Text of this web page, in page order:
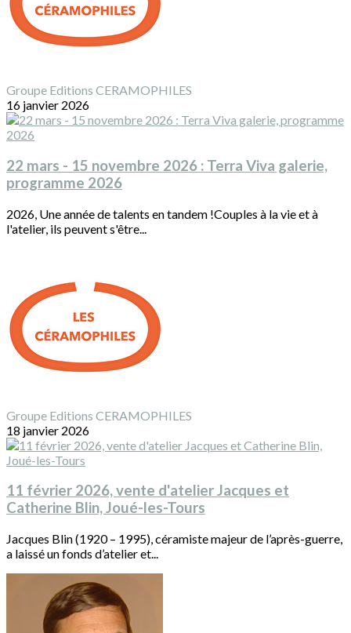
Groupe Editions CERAMOPHILES
16 janvier 2026
22 mars - 15 novembre 2026 : Terra Viva galerie,
programme 2026
2026, Une année de talents en tandem !Couples à la vie et à
l'atelier, ils peuvent s'être...
Groupe Editions CERAMOPHILES
18 janvier 2026
11 février 2026, vente d'atelier Jacques et
Catherine Blin, Joué-les-Tours
Jacques Blin (1920 – 1995), céramiste majeur de l’après-guerre,
a laissé un fonds d’atelier et...